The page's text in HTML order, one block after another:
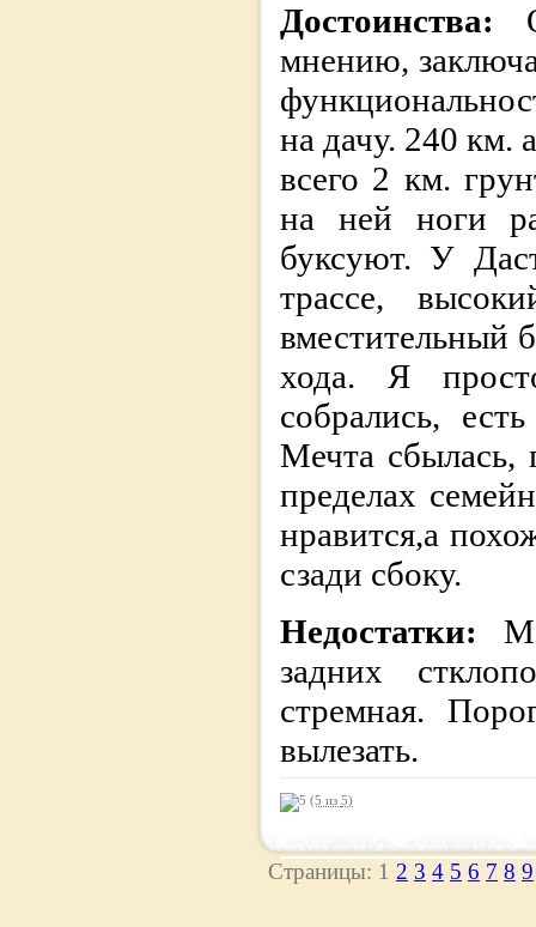
Достоинства:
мнению,
на дачу. 240 км.
всего 2 км.
на ней ноги
буксуют. У
трассе,
вместительный
хода. Я
собрались,
Мечта сбылась,
пределах
нравится,а
сзади сбоку.
Недостатки:
задних
стремная.
вылезать.
(5 из 5)
Страницы: 1 2 3 4 5 6 7 8 9